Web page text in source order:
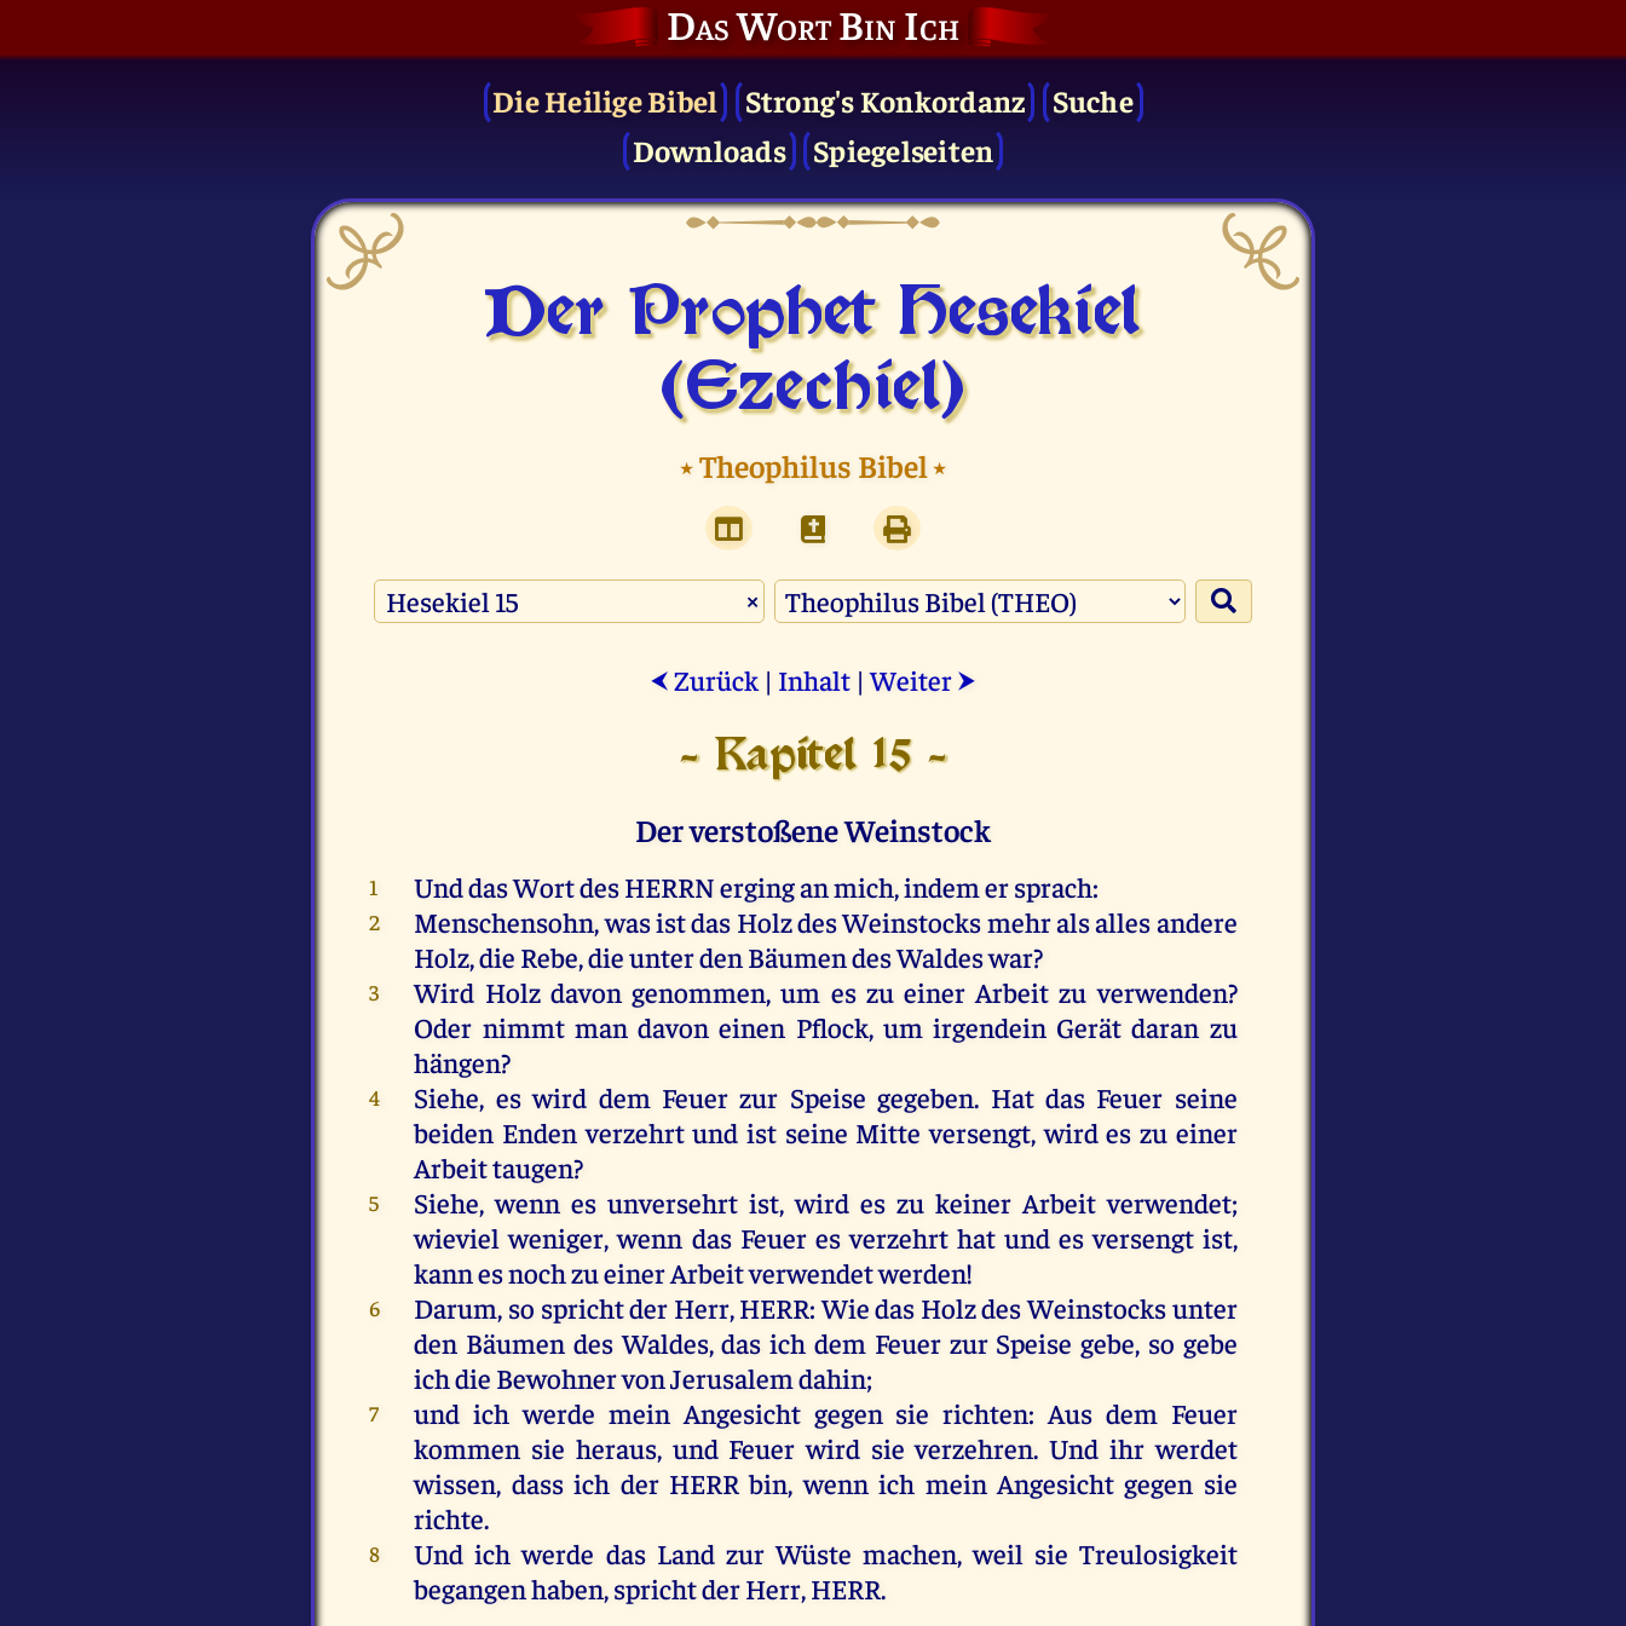
Das Wort Bin Ich
Die Heilige Bibel Strong's Konkordanz
Suche
Downloads
Spiegelseiten
Der Prophet Hesekiel
(Ezechiel)
⭑Theophilus Bibel⭑
×
⮜ Zurück | Inhalt |Weiter ⮞
- Kapitel 15 -
Der verstoßene Weinstock
1 UnddasWortdesHERRNerginganmich,indem ersprach:
2 Menschensohn,wasistdas HolzdesWeinstocksmehralsallesandere
Holz,die Rebe,dieunterden BäumendesWaldeswar?
3 Wird Holz davon genommen,um es zu einer Arbeit zu verwenden?
Oder nimmt man davon einen Pflock, um irgendein Gerät daran zu
hängen?
4 Siehe, es wird dem Feuer zur Speise gegeben. Hat das Feuer seine
beiden Enden verzehrt und ist seine Mitte versengt,wird es zu einer
Arbeittaugen?
5 Siehe,wenn es unversehrt ist,wird es zu keiner Arbeitverwendet;
wieviel weniger,wenn das Feuer es verzehrt hat und es versengt ist,
kannesnochzu einerArbeitverwendetwerden!
6 Darum, so sprichtder Herr,HERR:Wiedas HolzdesWeinstocksunter
den Bäumen des Waldes,das ich dem Feuer zur Speise gebe, so gebe
ichdie BewohnervonJerusalem dahin;
7 und ich werde mein Angesicht gegen sie richten: Aus dem Feuer
kommen sie heraus, und Feuer wird sie verzehren.Und ihr werdet
wissen, dassich der HERR bin,wenn ich mein Angesicht gegen sie
richte.
8 Und ich werde das Land zur Wüste machen,weil sie Treulosigkeit
begangenhaben,sprichtderHerr,HERR.